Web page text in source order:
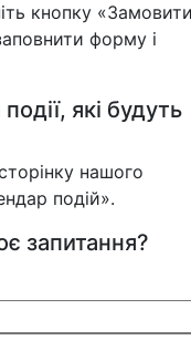
кнопку
форму і
які будуть
нашого
подій».
запитання?